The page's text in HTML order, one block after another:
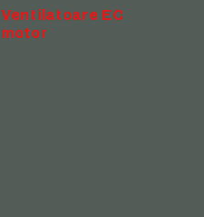
Ventilatoare EC
motor